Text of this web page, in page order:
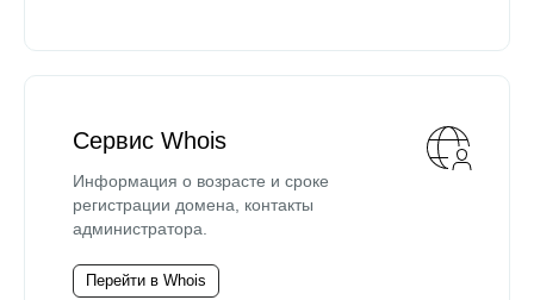
Сервис Whois
Информация о возрасте и сроке
регистрации домена, контакты
администратора.
Перейти в Whois